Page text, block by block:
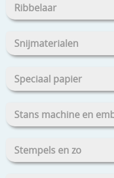
Ribbelaar
Snijmaterialen
Speciaal papier
Stans machine en
Stempels en zo